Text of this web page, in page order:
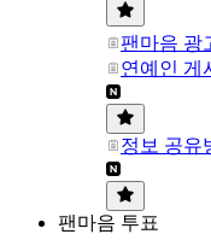
팬마음 광
연예인 게
정보 공유
팬마음 투표